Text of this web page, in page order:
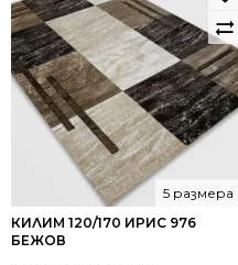
КИЛИМ 120/170 ИРИС 976
БЕЖОВ
5 размера